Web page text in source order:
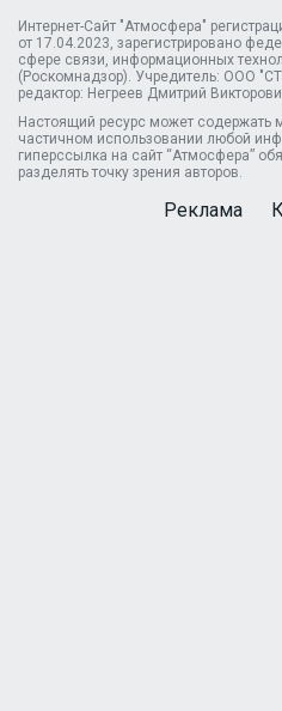
Интернет-Сайт "Атмосфера"
от 17.04.2023, зарегистрировано
сфере связи, информационных
(Роскомнадзор). Учредитель: ООО
редактор: Негреев Дмитрий
Настоящий ресурс может содержать
частичном использовании любой
гиперссылка на сайт “Атмосфера”
разделять точку зрения авторов.
Реклама